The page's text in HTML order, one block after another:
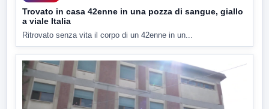
Trovato in casa 42enne in una pozza di sangue, giallo
a viale Italia
Ritrovato senza vita il corpo di un 42enne in un...